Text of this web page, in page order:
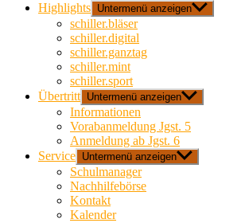
Highlights Untermenü anzeigen
schiller.bläser
schiller.digital
schiller.ganztag
schiller.mint
schiller.sport
Übertritt Untermenü anzeigen
Informationen
Vorabanmeldung Jgst. 5
Anmeldung ab Jgst. 6
Service Untermenü anzeigen
Schulmanager
Nachhilfebörse
Kontakt
Kalender